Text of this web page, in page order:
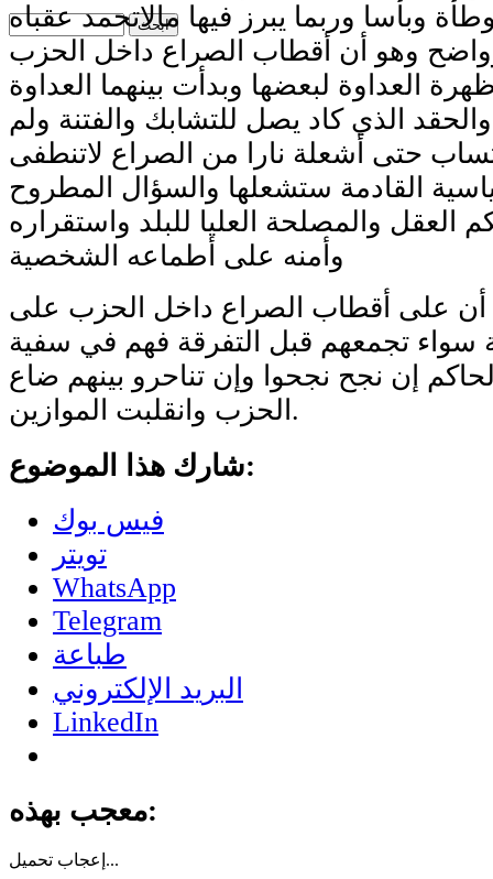
وبأسا وربما يبرز فيها مالاتحمد عقباه
وهو أن أقطاب الصراع داخل الحزب
العداوة لبعضها وبدأت بينهما العداوة
الذي كاد يصل للتشابك والفتنة ولم
حتى أشعلة نارا من الصراع لاتنطفى
القادمة ستشعلها والسؤال المطروح
العقل والمصلحة العليا للبلد واستقراره
وأمنه على أطماعه الشخصية
أن على أقطاب الصراع داخل الحزب على
سواء تجمعهم قبل التفرقة فهم في سفية
إن نجح نجحوا وإن تناحرو بينهم ضاع
الحزب وانقلبت الموازين.
شارك هذا الموضوع:
فيس بوك
تويتر
WhatsApp
Telegram
طباعة
البريد الإلكتروني
LinkedIn
معجب بهذه:
إعجاب تحميل...